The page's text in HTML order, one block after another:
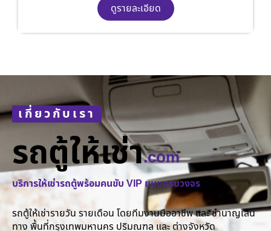
ดูรายละเอียด
เกี่ยวกับเรา
รถตู้ให้เช่า.com
บริการให้เช่ารถตู้พร้อมคนขับ VIP แบบครบวงจร
รถตู้ให้เช่ารายวัน รายเดือน โดยทีมงานมืออาชีพ และ ชำนาญเส้น
ทาง พื้นที่กรุงเทพมหานคร ปริมณฑล และ ต่างจังหวัด